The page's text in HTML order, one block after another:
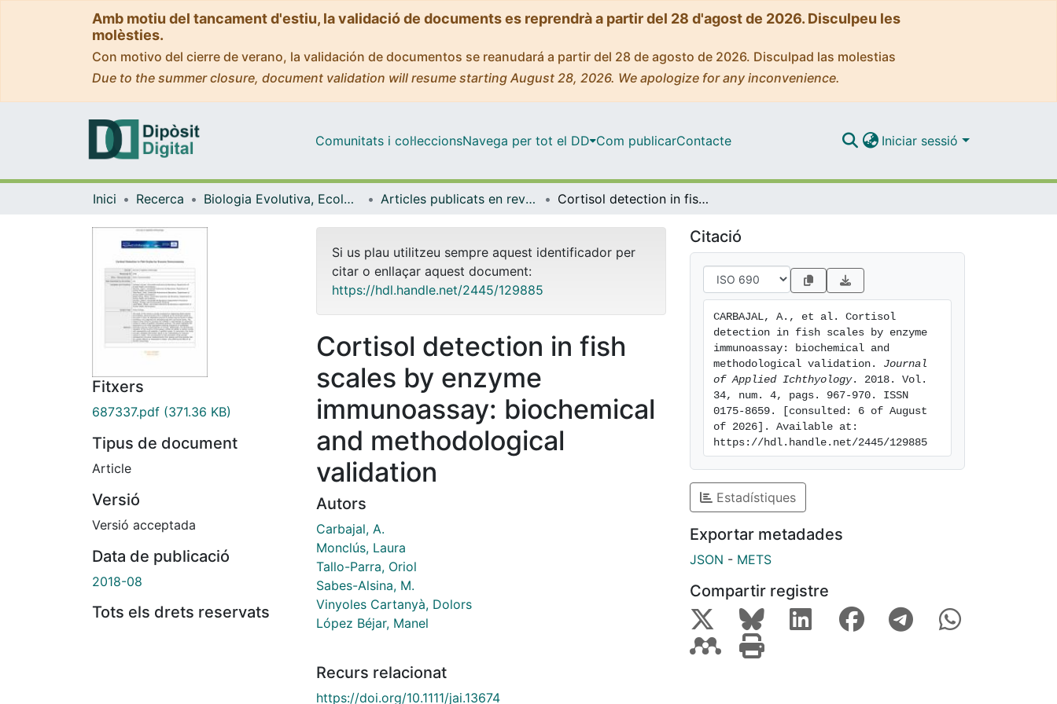
Amb motiu del tancament d'estiu, la validació de documents es reprendrà a partir del 28 d'agost de 2026. Disculpeu les
molèsties.
Con motivo del cierre de verano, la validación de documentos se reanudará a partir del 28 de agosto de 2026. Disculpad las molestias
Due to the summer closure, document validation will resume starting August 28, 2026. We apologize for any inconvenience.
Comunitats i col·leccionsNavega per tot el DD Com publicarContacte Iniciar sessió
Inici Recerca Biologia Evolutiva, Ecologia i Ciències Ambientals Articles publicats en revistes (Biologia Evolutiva, Ecologia i Ciències Ambientals) Cortisol detection in fish scales by enzyme immunoassay: biochemical and methodological validation
Fitxers
687337.pdf (371.36 KB)
Tipus de document
Article
Versió
Versió acceptada
Data de publicació
2018-08
Tots els drets reservats
Si us plau utilitzeu sempre aquest identificador per
citar o enllaçar aquest document:
https://hdl.handle.net/2445/129885
Cortisol detection in fish
scales by enzyme
immunoassay: biochemical
and methodological
validation
Autors
Carbajal, A.
Monclús, Laura
Tallo-Parra, Oriol
Sabes-Alsina, M.
Vinyoles Cartanyà, Dolors
López Béjar, Manel
Recurs relacionat
https://doi.org/10.1111/jai.13674
Citació
CARBAJAL, A., et al. Cortisol
detection in fish scales by enzyme
immunoassay: biochemical and
methodological validation. Journal
of Applied Ichthyology. 2018. Vol.
34, num. 4, pags. 967-970. ISSN
0175-8659. [consulted: 6 of August
of 2026]. Available at:
https://hdl.handle.net/2445/129885
Estadístiques
Exportar metadades
JSON - METS
Compartir registre